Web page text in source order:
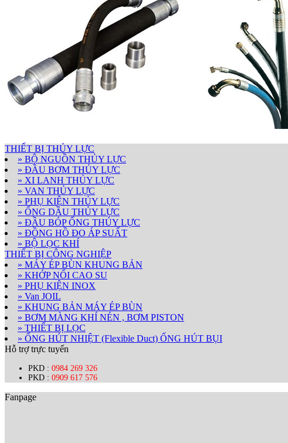
THIẾT BỊ THỦY LỰC
» BỘ NGUỒN THỦY LỰC
» ĐẦU BƠM THỦY LỰC
» XI LANH THỦY LỰC
» VAN THỦY LỰC
» PHỤ KIỆN THỦY LỰC
» ỐNG DẦU THỦY LỰC
» ĐẦU BÓP ỐNG THỦY LỰC
» ĐỒNG HỒ ĐO ÁP SUẤT
» BỘ LỌC KHÍ
THIẾT BỊ CÔNG NGHIỆP
» MÁY ÉP BÙN KHUNG BẢN
» KHỚP NỐI CAO SU
» PHỤ KIỆN INOX
» Van JOIL
» KHUNG BẢN MÁY ÉP BÙN
» BƠM MÀNG KHÍ NÉN , BƠM PISTON
» THIẾT BỊ LỌC
» ỐNG HÚT NHIỆT (Flexible Duct) ỐNG HÚT BỤI
Hỗ trợ trực tuyến
PKD : 0984 269 326
PKD : 0909 617 576
Fanpage